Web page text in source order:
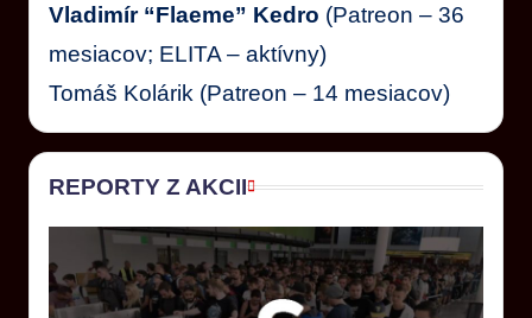
Vladimír “Flaeme” Kedro (Patreon – 36
mesiacov; ELITA – aktívny)
Tomáš Kolárik (Patreon – 14 mesiacov)
REPORTY Z AKCII